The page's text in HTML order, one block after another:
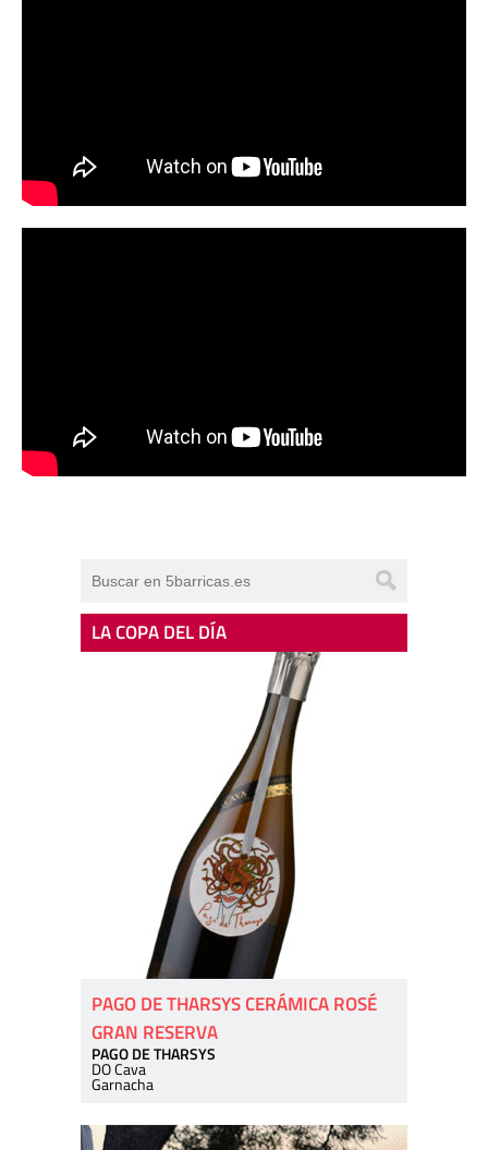
LA COPA DEL DÍA
PAGO DE THARSYS CERÁMICA ROSÉ
GRAN RESERVA
PAGO DE THARSYS
DO Cava
Garnacha